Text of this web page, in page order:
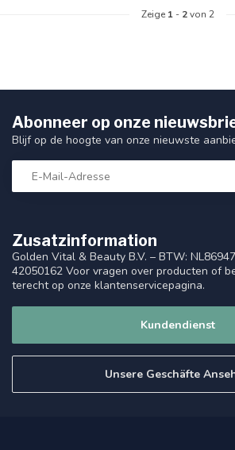
Zeige 1 - 2von 2
Zusatzinformation
Golden Vital & Beauty B.V. – BTW:
42050162 Voor vragen over producten of
terecht op onze klantenservicepagina.
Kundendienst
Unsere Geschäfte
Abonneer op onze
Blijf op de hoogte van onze nieuwste